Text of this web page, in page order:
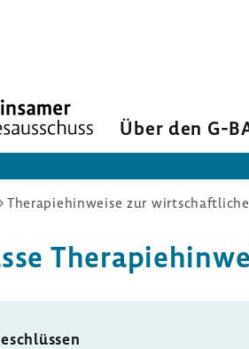
Über den G-
Therapiehinweise zur